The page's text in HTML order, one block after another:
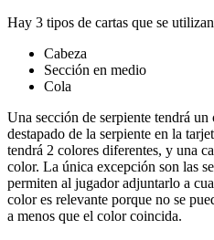
Hay 3 tipos de cartas que se
Cabeza
Sección en medio
Cola
Una sección de serpiente tendrá
destapado de la serpiente en la
tendrá 2 colores diferentes, y una
color. La única excepción son las
permiten al jugador adjuntarlo a
color es relevante porque no se
a menos que el color coincida.